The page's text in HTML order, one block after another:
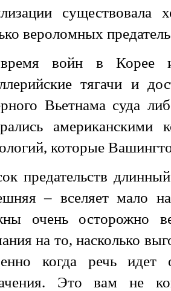
существовала
вероломных
войн в Корее и
тягачи и
Вьетнама суда
которые
предательств
– вселяет мало
очень осторожно
на то, насколько
когда речь идет
Это вам не